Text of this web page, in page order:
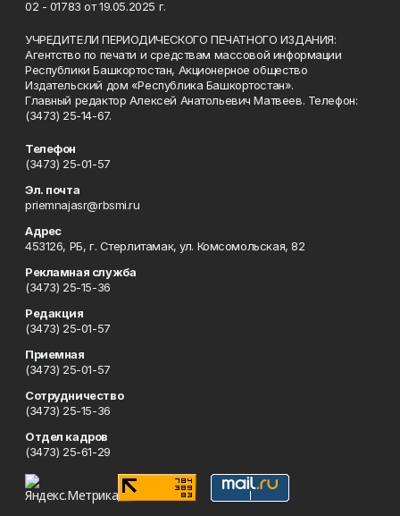
02 - 01783 от 19.05.2025 г.
УЧРЕДИТЕЛИ ПЕРИОДИЧЕСКОГО ПЕЧАТНОГО ИЗДАНИЯ:
Агентство по печати и средствам массовой информации
Республики Башкортостан, Акционерное общество
Издательский дом «Республика Башкортостан».
Главный редактор Алексей Анатольевич Матвеев. Телефон:
(3473) 25-14-67.
Телефон
(3473) 25-01-57
Эл. почта
priemnajasr@rbsmi.ru
Адрес
453126, РБ, г. Стерлитамак, ул. Комсомольская, 82
Рекламная служба
(3473) 25-15-36
Редакция
(3473) 25-01-57
Приемная
(3473) 25-01-57
Сотрудничество
(3473) 25-15-36
Отдел кадров
(3473) 25-61-29